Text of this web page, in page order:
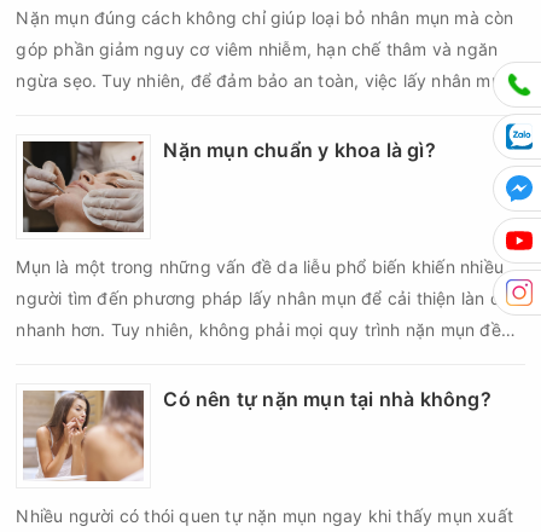
Nặn mụn đúng cách không chỉ giúp loại bỏ nhân mụn mà còn
góp phần giảm nguy cơ viêm nhiễm, hạn chế thâm và ngăn
ngừa sẹo. Tuy nhiên, để đảm bảo an toàn, việc lấy nhân mụn
cần được thực hiện theo đúng quy trình chuẩn y khoa với đầy
đủ các bước vô khuẩn và chăm sóc sau điều trị.
Nặn mụn chuẩn y khoa là gì?
Mụn là một trong những vấn đề da liễu phổ biến khiến nhiều
người tìm đến phương pháp lấy nhân mụn để cải thiện làn da
nhanh hơn. Tuy nhiên, không phải mọi quy trình nặn mụn đều
sai kỹ thuật hoặc lấy nhân mụn không đúng thời điểm, làn da
có thể đối mặt với nguy cơ viêm nhiễm, thâm sau mụn và thậm
chí là sẹo rỗ. Vậy nặn mụn chuẩn y khoa là gì và một quy trình
đạt tiêu chuẩn cần đáp ứng những yêu cầu nào?
Có nên tự nặn mụn tại nhà không?
Nhiều người có thói quen tự nặn mụn ngay khi thấy mụn xuất